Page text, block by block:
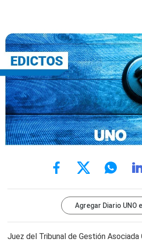
Agregar Diario UNO
Juez del Tribunal de Gestión Asociada